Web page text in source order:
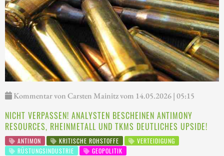
Kommentar von Carsten Mainitz vom 14.05.2026 | 05:15
NICHT VERPASSEN! ANALYSTEN BESCHEINEN ANTIMONY
RESOURCES, RHEINMETALL UND TKMS DEUTLICHES UPSIDE!
ANTIMON KRITISCHE ROHSTOFFE
VERTEIDIGUNG
RÜSTUNGSINDUSTRIE
GEOPOLITIK